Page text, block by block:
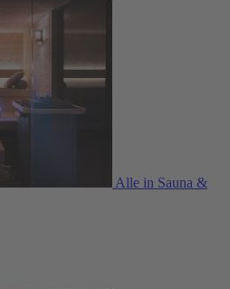
Alle in Sauna &